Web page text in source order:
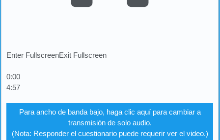
Enter FullscreenExit Fullscreen
0:00
4:57
Para ancho de banda bajo, haga clic aquí para cambiar a
transmisión de solo audio.
(Nota: Responder el cuestionario puede requerir ver el video.)